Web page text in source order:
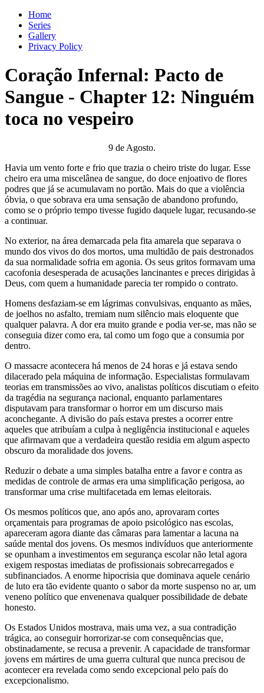
Home
Series
Gallery
Privacy Policy
Coração Infernal: Pacto de
Sangue - Chapter 12: Ninguém
toca no vespeiro
9 de Agosto.
Havia um vento forte e frio que trazia o cheiro triste do lugar. Esse
cheiro era uma miscelânea de sangue, do doce enjoativo de flores
podres que já se acumulavam no portão. Mais do que a violência
óbvia, o que sobrava era uma sensação de abandono profundo,
como se o próprio tempo tivesse fugido daquele lugar, recusando-se
a continuar.
No exterior, na área demarcada pela fita amarela que separava o
mundo dos vivos do dos mortos, uma multidão de pais destronados
da sua normalidade sofria em agonia. Os seus gritos formavam uma
cacofonia desesperada de acusações lancinantes e preces dirigidas à
Deus, com quem a humanidade parecia ter rompido o contrato.
Homens desfaziam-se em lágrimas convulsivas, enquanto as mães,
de joelhos no asfalto, tremiam num silêncio mais eloquente que
qualquer palavra. A dor era muito grande e podia ver-se, mas não se
conseguia dizer como era, tal como um fogo que a consumia por
dentro.
O massacre acontecera há menos de 24 horas e já estava sendo
dilacerado pela máquina de informação. Especialistas formulavam
teorias em transmissões ao vivo, analistas políticos discutiam o efeito
da tragédia na segurança nacional, enquanto parlamentares
disputavam para transformar o horror em um discurso mais
aconchegante. A divisão do país estava prestes a ocorrer entre
aqueles que atribuíam a culpa à negligência institucional e aqueles
que afirmavam que a verdadeira questão residia em algum aspecto
obscuro da moralidade dos jovens.
Reduzir o debate a uma simples batalha entre a favor e contra as
medidas de controle de armas era uma simplificação perigosa, ao
transformar uma crise multifacetada em lemas eleitorais.
Os mesmos políticos que, ano após ano, aprovaram cortes
orçamentais para programas de apoio psicológico nas escolas,
apareceram agora diante das câmaras para lamentar a lacuna na
saúde mental dos jovens. Os mesmos indivíduos que anteriormente
se opunham a investimentos em segurança escolar não letal agora
exigem respostas imediatas de profissionais sobrecarregados e
subfinanciados. A enorme hipocrisia que dominava aquele cenário
de luto era tão evidente quanto o sabor da morte suspenso no ar, um
veneno político que envenenava qualquer possibilidade de debate
honesto.
Os Estados Unidos mostrava, mais uma vez, a sua contradição
trágica, ao conseguir horrorizar-se com consequências que,
obstinadamente, se recusa a prevenir. A capacidade de transformar
jovens em mártires de uma guerra cultural que nunca precisou de
acontecer era revelada como sendo excepcional pelo país do
excepcionalismo.